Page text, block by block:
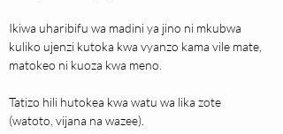
Ikiwa uharibifu wa madini ya jino ni mkubwa
kuliko ujenzi kutoka kwa vyanzo kama vile mate,
matokeo ni kuoza kwa meno.
Tatizo hili hutokea kwa watu wa lika zote
(watoto, vijana na wazee).